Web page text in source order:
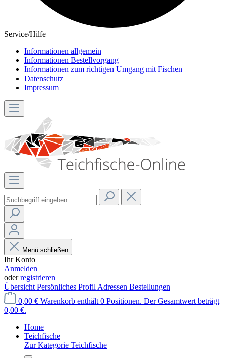
Service/Hilfe
Informationen allgemein
Informationen Bestellvorgang
Informationen zum richtigen Umgang mit Fischen
Datenschutz
Impressum
Menü schließen
Ihr Konto
Anmelden
oderregistrieren
Übersicht Persönliches Profil Adressen Bestellungen
0,00 € Warenkorb enthält 0 Positionen. Der Gesamtwert beträgt
0,00 €.
Home
Teichfische
Zur Kategorie Teichfische